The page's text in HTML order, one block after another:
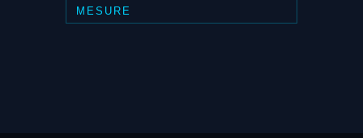
MESURE